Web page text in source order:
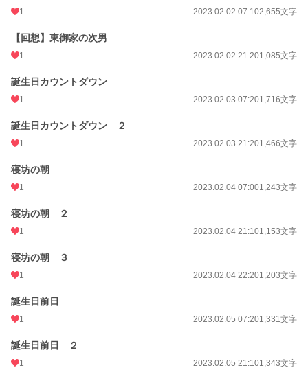
1 2023.02.02 07:102,655文字
【回想】東御家の次男
1 2023.02.02 21:201,085文字
誕生日カウントダウン
1 2023.02.03 07:201,716文字
誕生日カウントダウン ２
1 2023.02.03 21:201,466文字
寝坊の朝
1 2023.02.04 07:001,243文字
寝坊の朝 ２
1 2023.02.04 21:101,153文字
寝坊の朝 ３
1 2023.02.04 22:201,203文字
誕生日前日
1 2023.02.05 07:201,331文字
誕生日前日 ２
1 2023.02.05 21:101,343文字